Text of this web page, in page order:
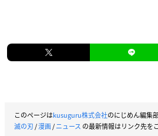
このページはkusuguru株式会社のにじめん編集
滅の刃/漫画/ニュース の最新情報はリンク先を